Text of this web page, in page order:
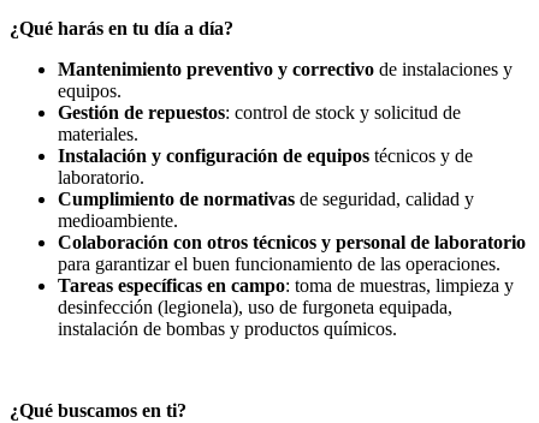
¿Qué harás en tu día a día?
Mantenimiento preventivo y correctivo de instalaciones y
equipos.
Gestión de repuestos: control de stock y solicitud de
materiales.
Instalación y configuración de equipos técnicos y de
laboratorio.
Cumplimiento de normativas de seguridad, calidad y
medioambiente.
Colaboración con otros técnicos y personal de laboratorio
para garantizar el buen funcionamiento de las operaciones.
Tareas específicas en campo: toma de muestras, limpieza y
desinfección (legionela), uso de furgoneta equipada,
instalación de bombas y productos químicos.
¿Qué buscamos en ti?